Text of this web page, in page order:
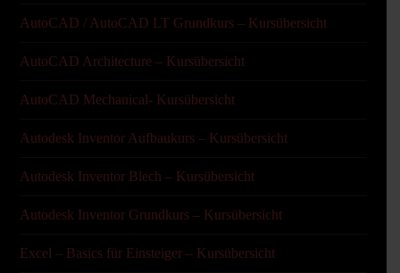
AutoCAD / AutoCAD LT Grundkurs – Kursübersicht
AutoCAD Architecture – Kursübersicht
AutoCAD Mechanical- Kursübersicht
Autodesk Inventor Aufbaukurs – Kursübersicht
Autodesk Inventor Blech – Kursübersicht
Autodesk Inventor Grundkurs – Kursübersicht
Excel – Basics für Einsteiger – Kursübersicht